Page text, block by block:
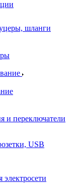
шланги
и переключатели
USB
электросети